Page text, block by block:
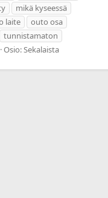
mikä kyseessä
laite
outo osa
tunnistamaton
Osio:Sekalaista